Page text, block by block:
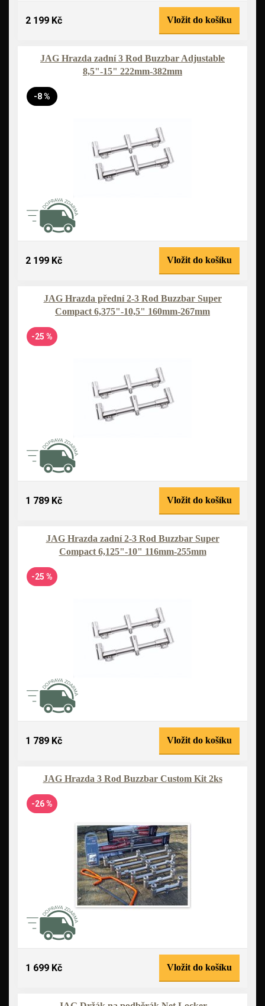
2 199 Kč Vložit do košíku
JAG Hrazda zadní 3 Rod Buzzbar Adjustable
8,5"-15" 222mm-382mm
-8 %
2 199 Kč Vložit do košíku
JAG Hrazda přední 2-3 Rod Buzzbar Super
Compact 6,375"-10,5" 160mm-267mm
-25 %
1 789 Kč Vložit do košíku
JAG Hrazda zadní 2-3 Rod Buzzbar Super
Compact 6,125"-10" 116mm-255mm
-25 %
1 789 Kč Vložit do košíku
JAG Hrazda 3 Rod Buzzbar Custom Kit 2ks
-26 %
1 699 Kč Vložit do košíku